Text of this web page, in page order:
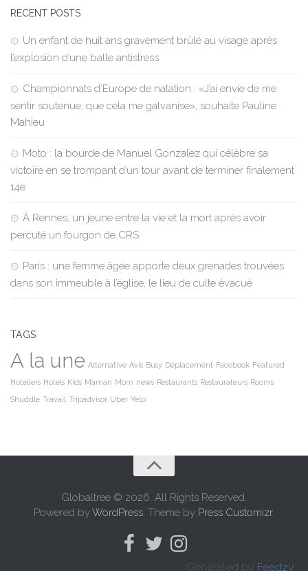
RECENT POSTS
Un enfant de huit ans gravement brûlé au visage après
l’explosion d’une balle antistress
Championnats d’Europe de natation : «J’ai envie de me
sentir soutenue, que cela me galvanise», souhaite Pauline
Mahieu
Moto : la bourde de Manuel Gonzalez qui célèbre sa
victoire en se trompant d’un tour avant de terminer finalement
14e
À Rennes, un jeune entre la vie et la mort après avoir
percuté un fourgon de CRS
Paris : une femme âgée apporte deux grenades trouvées
dans son immeuble à l’église, le lieu de culte évacué
TAGS
A la une Alternative Avis Busy Deplacement Facebook Featured
Hoteliers Hotels Kids Maman Mom news Restaurants Restaurateurs Rooms
Shuddle Travail Tripadvisor Uber Yelp
Globaltree © 2026. All Rights Reserved.
Powered byWordPress. Theme by Press Customizr.
Generated by Feedzy